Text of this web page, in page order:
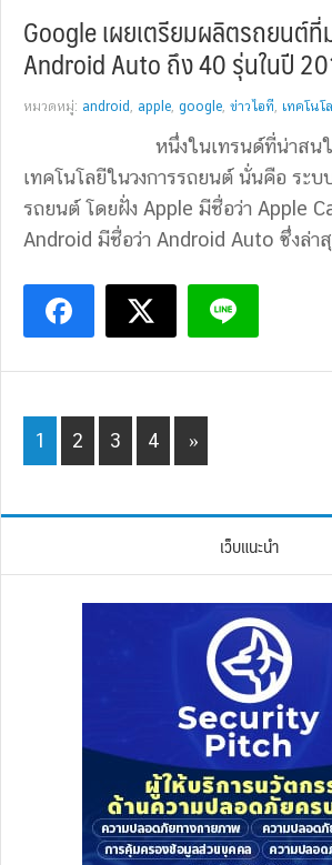
Google เผยเตรียมผลิตรถยนต์
Android Auto ถึง 40 รุ่นในปี
หมวดหมู่: android , apple, google, ข่าวไอที, เทคโนโ
หนึ่งในเทรนด์ที่น่าสน
เทคโนโลยีในวงการรถยนต์ นั่นคือ ระ
รถยนต์ โดยฝั่ง Apple มีชื่อว่า Apple
Android มีชื่อว่า Android Auto ซึ่งล่า
Page
1 Page
2 Page
3 Page
4 »
เว็บแนะนำ